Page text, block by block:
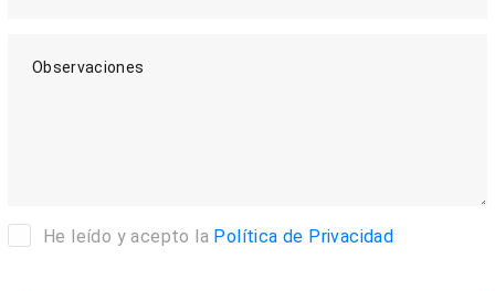
Observaciones
He leído y acepto la Política de Privacidad